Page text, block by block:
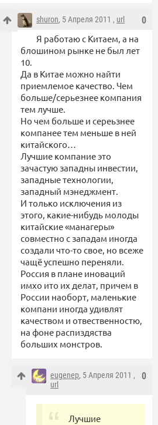
0
shuron, 5 Апреля 2011 , url
Я работаю с Китаем, а на
блошином рынке не был лет
10.
Да в Китае можно найти
приемлемое качество. Чем
больше/серьезнее компания
тем лучше.
Но чем больше и сереьзнее
компанее тем меньше в ней
китайского…
Лучшие компание это
зачастую западны инвестии,
западные технологии,
западный мэнеджмент.
И только исключения из
этого, какие-нибудь молоды
китайские «манагеры»
совместно с западам иногда
создали что-то свое, но всеже
чащё успешно переняли.
Россия в плане иноваций
имхо ито их делат, причем в
России наоборт, маленькие
компани иногда удивлят
качеством и отвественностю,
на фоне распиздяства
больших монстров.
0
eugenep, 5 Апреля 2011 ,
url
Лучшие